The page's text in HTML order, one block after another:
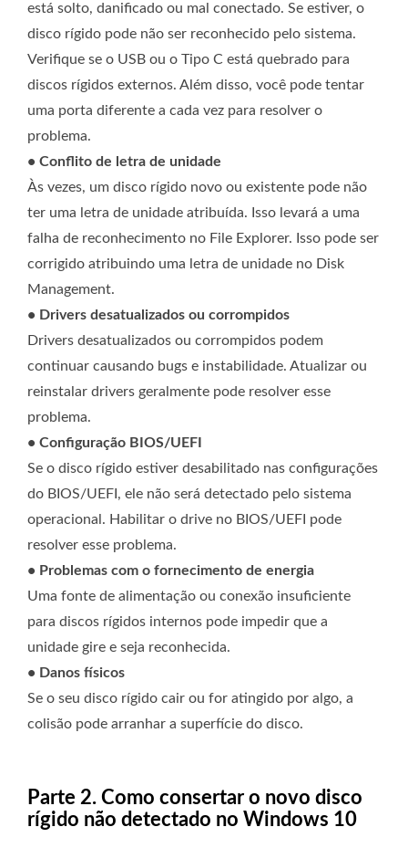
está solto, danificado ou mal conectado. Se estiver, o
disco rígido pode não ser reconhecido pelo sistema.
Verifique se o USB ou o Tipo C está quebrado para
discos rígidos externos. Além disso, você pode tentar
uma porta diferente a cada vez para resolver o
problema.
• Conflito de letra de unidade
Às vezes, um disco rígido novo ou existente pode não
ter uma letra de unidade atribuída. Isso levará a uma
falha de reconhecimento no File Explorer. Isso pode ser
corrigido atribuindo uma letra de unidade no Disk
Management.
• Drivers desatualizados ou corrompidos
Drivers desatualizados ou corrompidos podem
continuar causando bugs e instabilidade. Atualizar ou
reinstalar drivers geralmente pode resolver esse
problema.
• Configuração BIOS/UEFI
Se o disco rígido estiver desabilitado nas configurações
do BIOS/UEFI, ele não será detectado pelo sistema
operacional. Habilitar o drive no BIOS/UEFI pode
resolver esse problema.
• Problemas com o fornecimento de energia
Uma fonte de alimentação ou conexão insuficiente
para discos rígidos internos pode impedir que a
unidade gire e seja reconhecida.
• Danos físicos
Se o seu disco rígido cair ou for atingido por algo, a
colisão pode arranhar a superfície do disco.
Parte 2. Como consertar o novo disco
rígido não detectado no Windows 10